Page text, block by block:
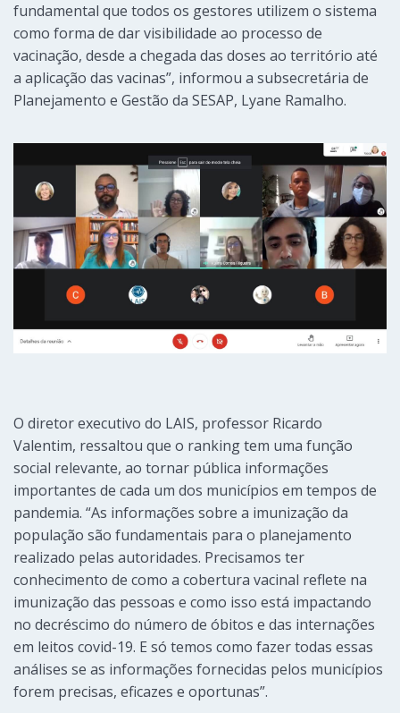
fundamental que todos os gestores utilizem o sistema
como forma de dar visibilidade ao processo de
vacinação, desde a chegada das doses ao território até
a aplicação das vacinas”, informou a subsecretária de
Planejamento e Gestão da SESAP, Lyane Ramalho.
O diretor executivo do LAIS, professor Ricardo
Valentim, ressaltou que o ranking tem uma função
social relevante, ao tornar pública informações
importantes de cada um dos municípios em tempos de
pandemia. “As informações sobre a imunização da
população são fundamentais para o planejamento
realizado pelas autoridades. Precisamos ter
conhecimento de como a cobertura vacinal reflete na
imunização das pessoas e como isso está impactando
no decréscimo do número de óbitos e das internações
em leitos covid-19. E só temos como fazer todas essas
análises se as informações fornecidas pelos municípios
forem precisas, eficazes e oportunas”.